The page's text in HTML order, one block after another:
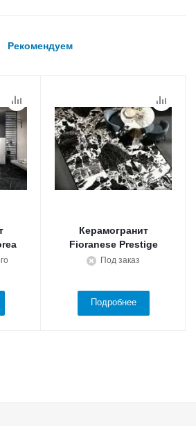
Рекомендуем
Керамогранит
Fioranese Prestige
Под заказ
Подробнее